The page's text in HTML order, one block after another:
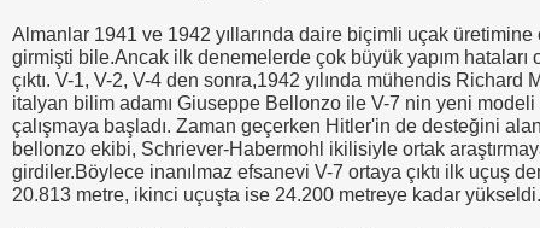
Almanlar 1941 ve 1942 yıllarında daire biçimli uçak üretimine
girmişti bile.Ancak ilk denemelerde çok büyük yapım hataları
çıktı. V-1, V-2, V-4 den sonra,1942 yılında mühendis Richard
italyan bilim adamı Giuseppe Bellonzo ile V-7 nin yeni
çalışmaya başladı. Zaman geçerken Hitler'in de desteğini
bellonzo ekibi, Schriever-Habermohl ikilisiyle ortak
girdiler.Böylece inanılmaz efsanevi V-7 ortaya çıktı ilk uçuş
20.813 metre, ikinci uçuşta ise 24.200 metreye kadar yükseldi.